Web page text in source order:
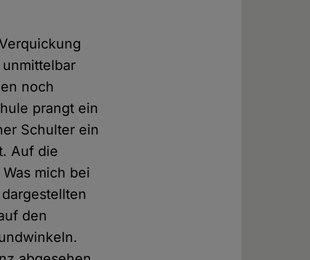
noch
prangt ein
Schulter ein
Auf die
mich bei
den